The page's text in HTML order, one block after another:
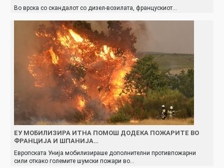
Во врска со скандалот со дизел-возилата, францускиот…
ЕУ МОБИЛИЗИРА ИТНА ПОМОШ ДОДЕКА ПОЖАРИТЕ ВО
ФРАНЦИЈА И ШПАНИЈА…
Европската Унија мобилизираше дополнителни противпожарни
сили откако големите шумски пожари во…